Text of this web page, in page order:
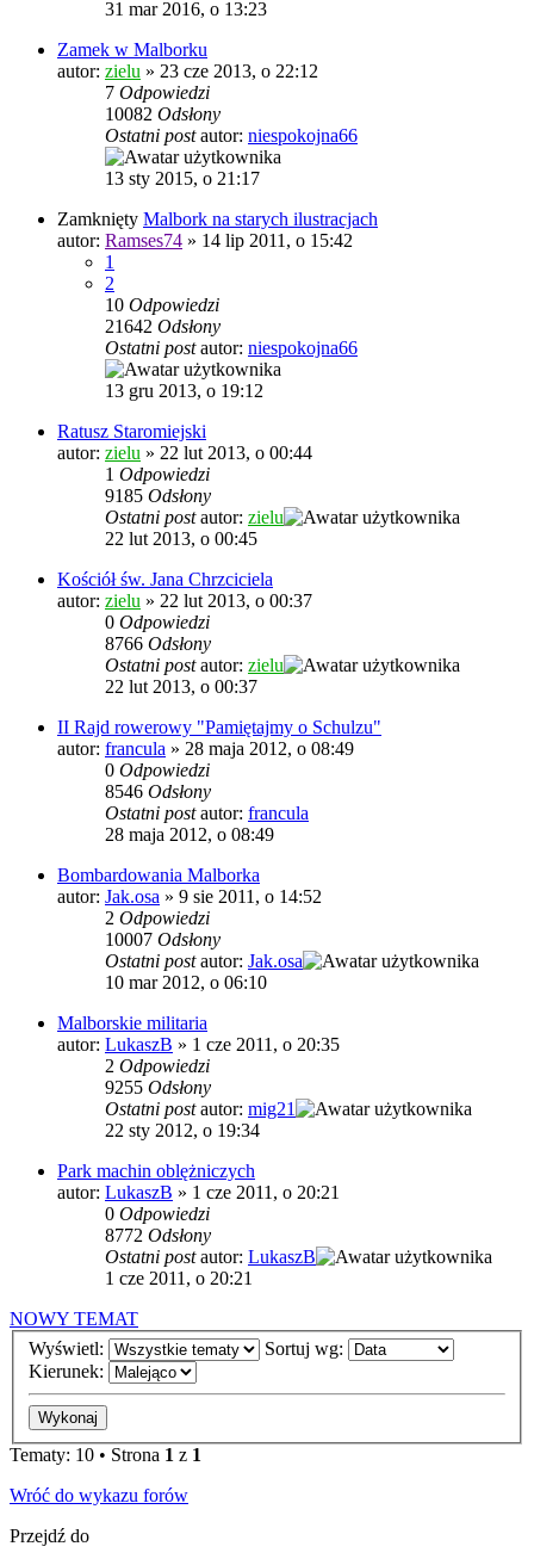
31 mar 2016, o 13:23
Zamek w Malborku
autor: zielu » 23 cze 2013, o 22:12
7 Odpowiedzi
10082 Odsłony
Ostatni postautor: niespokojna66
13 sty 2015, o 21:17
Zamknięty Malbork na starych ilustracjach
autor: Ramses74 » 14 lip 2011, o 15:42
1
2
10 Odpowiedzi
21642 Odsłony
Ostatni postautor: niespokojna66
13 gru 2013, o 19:12
Ratusz Staromiejski
autor: zielu » 22 lut 2013, o 00:44
1 Odpowiedzi
9185 Odsłony
Ostatni postautor: zielu
22 lut 2013, o 00:45
Kościół św. Jana Chrzciciela
autor: zielu » 22 lut 2013, o 00:37
0 Odpowiedzi
8766 Odsłony
Ostatni postautor: zielu
22 lut 2013, o 00:37
II Rajd rowerowy "Pamiętajmy o Schulzu"
autor: francula » 28 maja 2012, o 08:49
0 Odpowiedzi
8546 Odsłony
Ostatni postautor: francula
28 maja 2012, o 08:49
Bombardowania Malborka
autor: Jak.osa » 9 sie 2011, o 14:52
2 Odpowiedzi
10007 Odsłony
Ostatni postautor: Jak.osa
10 mar 2012, o 06:10
Malborskie militaria
autor: LukaszB » 1 cze 2011, o 20:35
2 Odpowiedzi
9255 Odsłony
Ostatni postautor: mig21
22 sty 2012, o 19:34
Park machin oblężniczych
autor: LukaszB » 1 cze 2011, o 20:21
0 Odpowiedzi
8772 Odsłony
Ostatni postautor: LukaszB
1 cze 2011, o 20:21
NOWY TEMAT
Wyświetl:
Sortuj wg:
Kierunek:
Tematy: 10 • Strona 1 z 1
Wróć do wykazu forów
Przejdź do